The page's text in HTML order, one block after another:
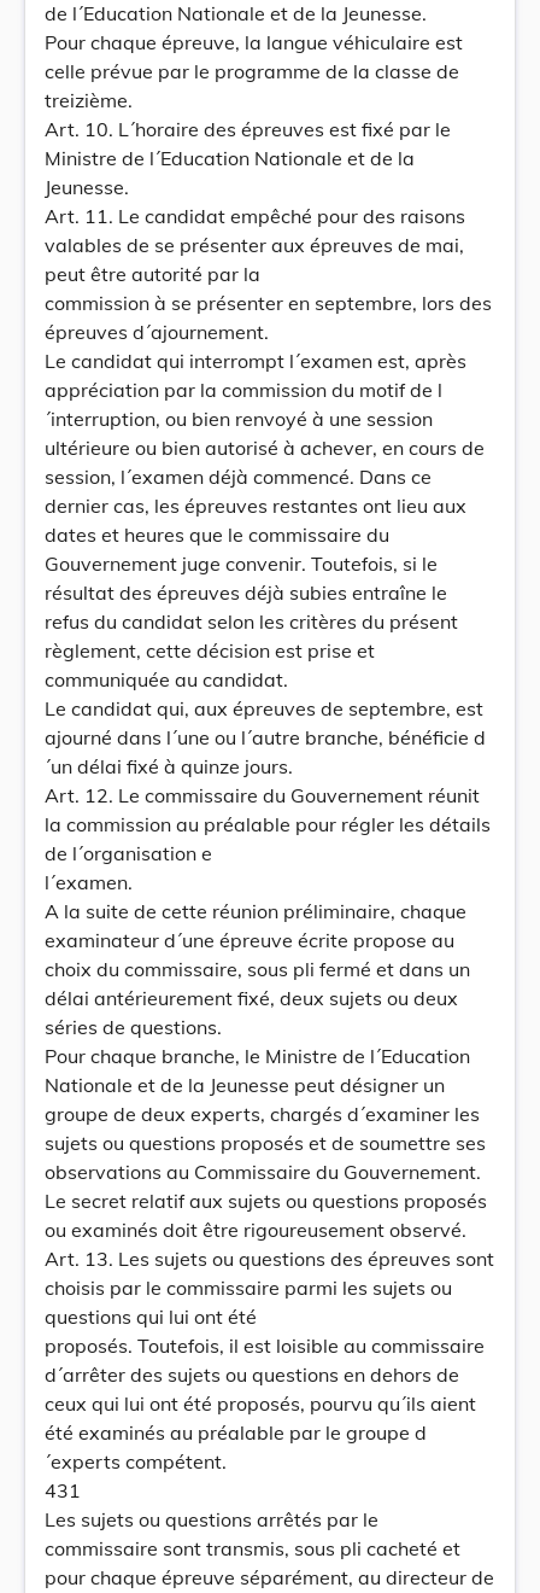
de l´Education Nationale et de la Jeunesse.
Pour chaque épreuve, la langue véhiculaire est
celle prévue par le programme de la classe de
treizième.
Art. 10. L´horaire des épreuves est fixé par le
Ministre de l´Education Nationale et de la
Jeunesse.
Art. 11. Le candidat empêché pour des raisons
valables de se présenter aux épreuves de mai,
peut être autorité par la
commission à se présenter en septembre, lors des
épreuves d´ajournement.
Le candidat qui interrompt l´examen est, après
appréciation par la commission du motif de l
´interruption, ou bien renvoyé à une session
ultérieure ou bien autorisé à achever, en cours de
session, l´examen déjà commencé. Dans ce
dernier cas, les épreuves restantes ont lieu aux
dates et heures que le commissaire du
Gouvernement juge convenir. Toutefois, si le
résultat des épreuves déjà subies entraîne le
refus du candidat selon les critères du présent
règlement, cette décision est prise et
communiquée au candidat.
Le candidat qui, aux épreuves de septembre, est
ajourné dans l´une ou l´autre branche, bénéficie d
´un délai fixé à quinze jours.
Art. 12. Le commissaire du Gouvernement réunit
la commission au préalable pour régler les détails
de l´organisation e
l´examen.
A la suite de cette réunion préliminaire, chaque
examinateur d´une épreuve écrite propose au
choix du commissaire, sous pli fermé et dans un
délai antérieurement fixé, deux sujets ou deux
séries de questions.
Pour chaque branche, le Ministre de l´Education
Nationale et de la Jeunesse peut désigner un
groupe de deux experts, chargés d´examiner les
sujets ou questions proposés et de soumettre ses
observations au Commissaire du Gouvernement.
Le secret relatif aux sujets ou questions proposés
ou examinés doit être rigoureusement observé.
Art. 13. Les sujets ou questions des épreuves sont
choisis par le commissaire parmi les sujets ou
questions qui lui ont été
proposés. Toutefois, il est loisible au commissaire
d´arrêter des sujets ou questions en dehors de
ceux qui lui ont été proposés, pourvu qu´ils aient
été examinés au préalable par le groupe d
´experts compétent.
431
Les sujets ou questions arrêtés par le
commissaire sont transmis, sous pli cacheté et
pour chaque épreuve séparément, au directeur de